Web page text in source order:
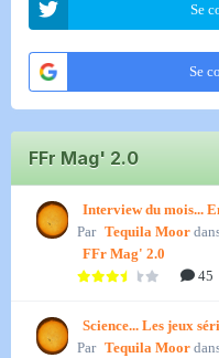
Se
Se
FFr Mag' 2.0
Interview du mois...
Par Tequila Moor
FFr Mag' 2.0
45
Science... Les jeux
Par Tequila Moor